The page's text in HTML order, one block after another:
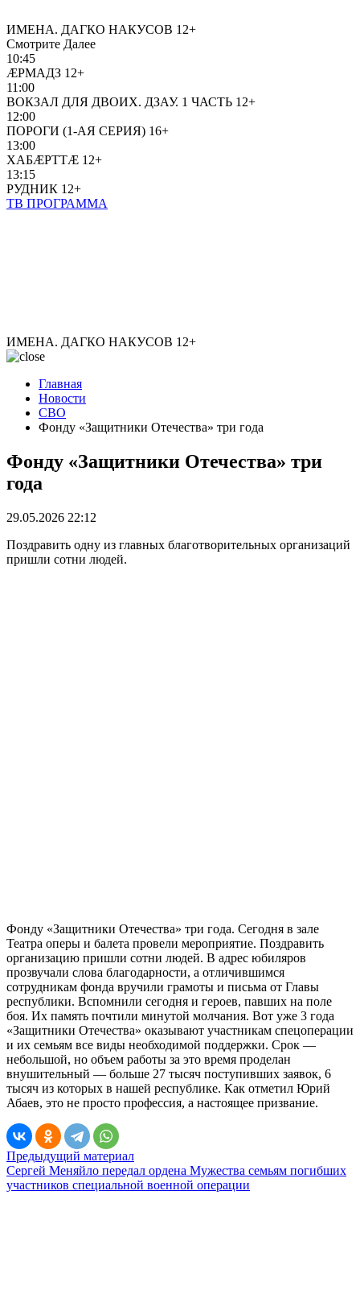
ИМЕНА. ДАГКО НАКУСОВ 12+
Смотрите Далее
10:45
ÆРМАДЗ 12+
11:00
ВОКЗАЛ ДЛЯ ДВОИХ. ДЗАУ. 1 ЧАСТЬ 12+
12:00
ПОРОГИ (1-АЯ СЕРИЯ) 16+
13:00
ХАБÆРТТÆ 12+
13:15
РУДНИК 12+
ТВ ПРОГРАММА
ИМЕНА. ДАГКО НАКУСОВ 12+
Главная
Новости
СВО
Фонду «Защитники Отечества» три года
Фонду «Защитники Отечества» три
года
29.05.2026 22:12
Поздравить одну из главных благотворительных организаций
пришли сотни людей.
Фонду «Защитники Отечества» три года. Сегодня в зале
Театра оперы и балета провели мероприятие. Поздравить
организацию пришли сотни людей. В адрес юбиляров
прозвучали слова благодарности, а отличившимся
сотрудникам фонда вручили грамоты и письма от Главы
республики. Вспомнили сегодня и героев, павших на поле
боя. Их память почтили минутой молчания. Вот уже 3 года
«Защитники Отечества» оказывают участникам спецоперации
и их семьям все виды необходимой поддержки. Срок —
небольшой, но объем работы за это время проделан
внушительный — больше 27 тысяч поступивших заявок, 6
тысяч из которых в нашей республике. Как отметил Юрий
Абаев, это не просто профессия, а настоящее призвание.
Предыдущий материал
Сергей Меняйло передал ордена Мужества семьям погибших
участников специальной военной операции